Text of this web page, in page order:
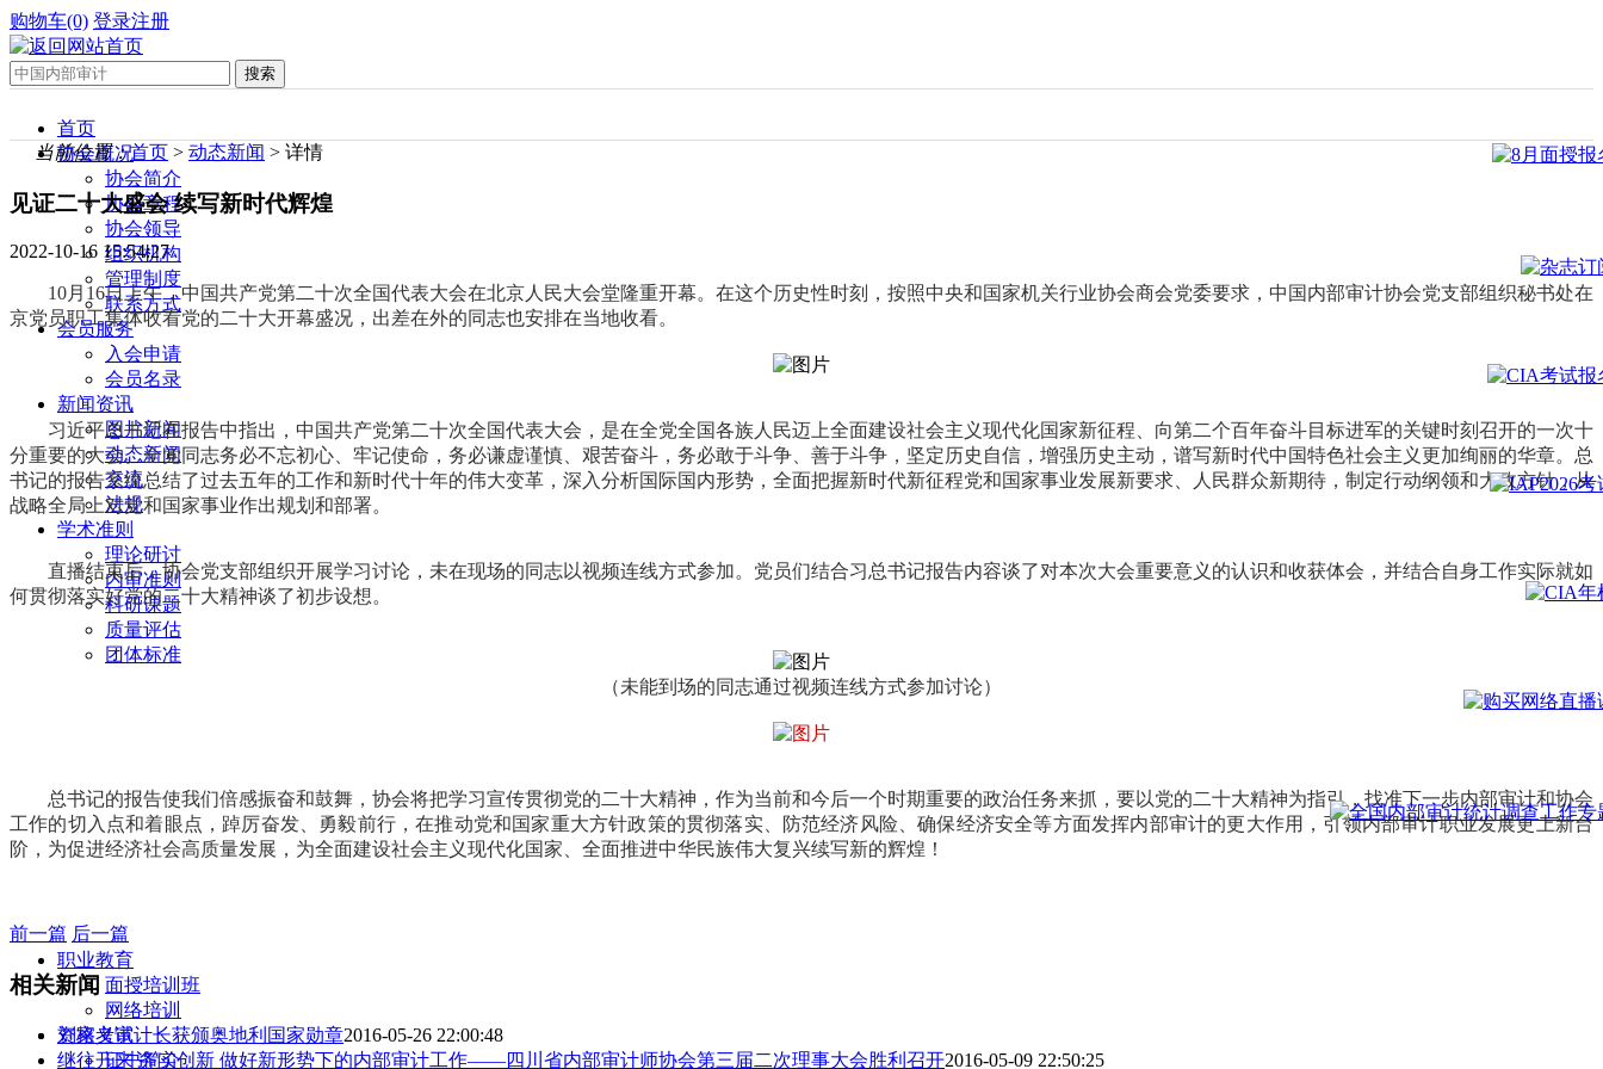
购物车(0) 登录注册
首页
协会概况
协会简介
协会章程
协会领导
组织机构
管理制度
联系方式
会员服务
入会申请
会员名录
新闻资讯
图片新闻
动态新闻
交流
法规
学术准则
理论研讨
内审准则
科研课题
质量评估
团体标准
职业教育
面授培训班
网络培训
资格考试
证书简介
当前位置：首页 > 动态新闻 > 详情
见证二十大盛会 续写新时代辉煌
2022-10-16 15:54:27
10月16日上午，中国共产党第二十次全国代表大会在北京人民大会堂隆重开幕。在这个历史性时刻，按照中央和国家机关行业协会商会党委要求，中国内部审计协会党支部组织秘书处在
京党员职工集体收看党的二十大开幕盛况，出差在外的同志也安排在当地收看。
习近平总书记在报告中指出，中国共产党第二十次全国代表大会，是在全党全国各族人民迈上全面建设社会主义现代化国家新征程、向第二个百年奋斗目标进军的关键时刻召开的一次十
分重要的大会。全党同志务必不忘初心、牢记使命，务必谦虚谨慎、艰苦奋斗，务必敢于斗争、善于斗争，坚定历史自信，增强历史主动，谱写新时代中国特色社会主义更加绚丽的华章。总
书记的报告系统总结了过去五年的工作和新时代十年的伟大变革，深入分析国际国内形势，全面把握新时代新征程党和国家事业发展新要求、人民群众新期待，制定行动纲领和大政方针，从
战略全局上对党和国家事业作出规划和部署。
直播结束后，协会党支部组织开展学习讨论，未在现场的同志以视频连线方式参加。党员们结合习总书记报告内容谈了对本次大会重要意义的认识和收获体会，并结合自身工作实际就如
何贯彻落实好党的二十大精神谈了初步设想。
（未能到场的同志通过视频连线方式参加讨论）
总书记的报告使我们倍感振奋和鼓舞，协会将把学习宣传贯彻党的二十大精神，作为当前和今后一个时期重要的政治任务来抓，要以党的二十大精神为指引，找准下一步内部审计和协会
工作的切入点和着眼点，踔厉奋发、勇毅前行，在推动党和国家重大方针政策的贯彻落实、防范经济风险、确保经济安全等方面发挥内部审计的更大作用，引领内部审计职业发展更上新台
阶，为促进经济社会高质量发展，为全面建设社会主义现代化国家、全面推进中华民族伟大复兴续写新的辉煌！
前一篇 后一篇
相关新闻
刘家义审计长获颁奥地利国家勋章2016-05-26 22:00:48
继往开来 务实创新 做好新形势下的内部审计工作——四川省内部审计师协会第三届二次理事大会胜利召开2016-05-09 22:50:25